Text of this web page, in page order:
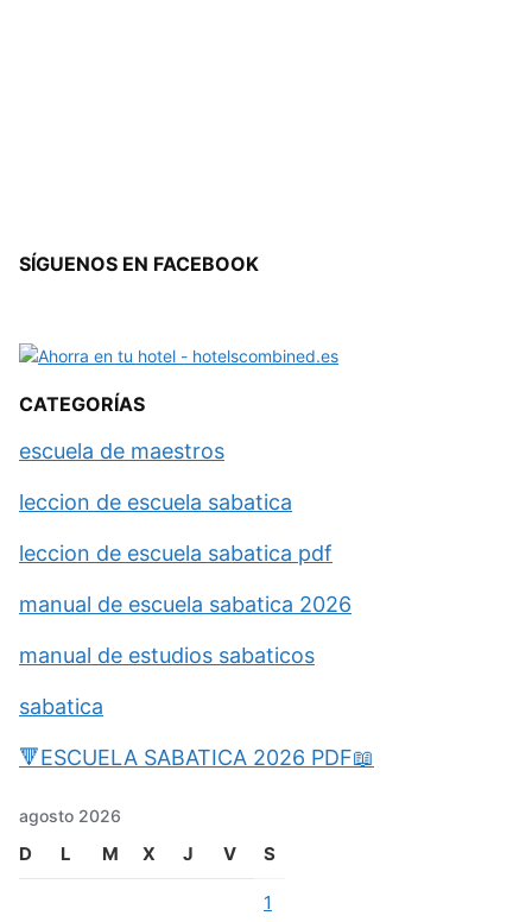
SÍGUENOS EN FACEBOOK
CATEGORÍAS
escuela de maestros
leccion de escuela sabatica
leccion de escuela sabatica pdf
manual de escuela sabatica 2026
manual de estudios sabaticos
sabatica
🔻ESCUELA SABATICA 2026 PDF📖
agosto 2026
D L M X J V S
1